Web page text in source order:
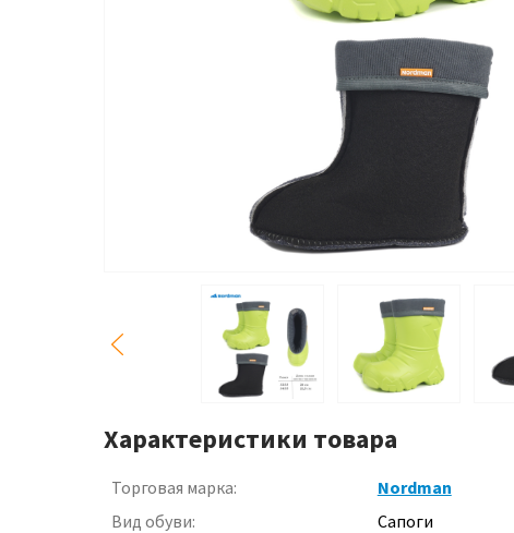
Характеристики товара
Торговая марка:
Nordman
Вид обуви:
Сапоги